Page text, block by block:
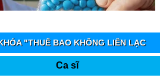
"THUÊ BAO KHÔNG LIÊN LẠC
FUNRING
Ca sĩ